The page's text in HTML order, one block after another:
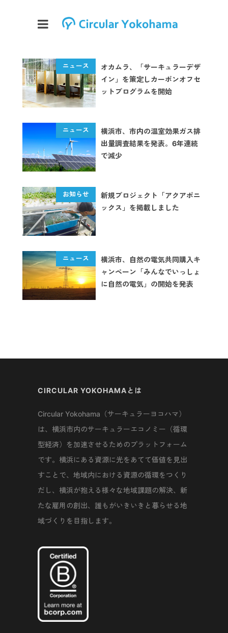
オカムラ、「サーキュラーデザ
イン」を策定しカーボンオフセ
ットプログラムを開始
横浜市、市内の温室効果ガス排
出量調査結果を発表。6年連続
で減少
新規プロジェクト「アクアポニ
ックス」を掲載しました
横浜市、自然の電気共同購入キ
ャンペーン「みんなでいっしょ
に自然の電気」の開始を発表
CIRCULAR YOKOHAMAとは
Circular Yokohama（サーキュラーヨコハマ）
は、横浜市内のサーキュラーエコノミー（循環
型経済）を加速させるためのプラットフォーム
です。横浜にある資源に光をあてて価値を見出
すことで、地域内における資源の循環をつくり
だし、横浜が抱える様々な地域課題の解決、新
たな雇用の創出、誰もがいきいきと暮らせる地
域づくりを目指します。